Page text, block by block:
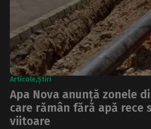
Articole Știri
Apa Nova anunță zonele
care rămân fără apă rece
viitoare